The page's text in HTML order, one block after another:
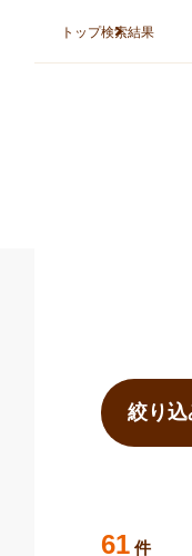
トップ検索結果
絞り
61 件